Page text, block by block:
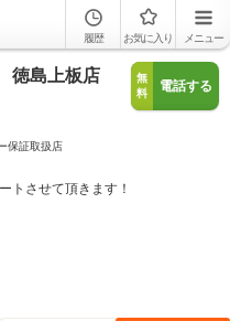
履歴 お気に入り メニュー
徳島上板店
無
料
電話する
保証取扱店
トさせて頂きます！